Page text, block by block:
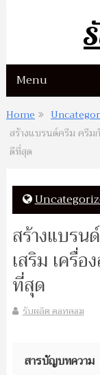
Menu
Home
สร้างแบรนด์ครีม ครีม
ดีที่สุด
สร้างแบรน
เสริม เครื่อ
ที่สุด
รับผลิต ดอทคอม
สารบัญบทความ